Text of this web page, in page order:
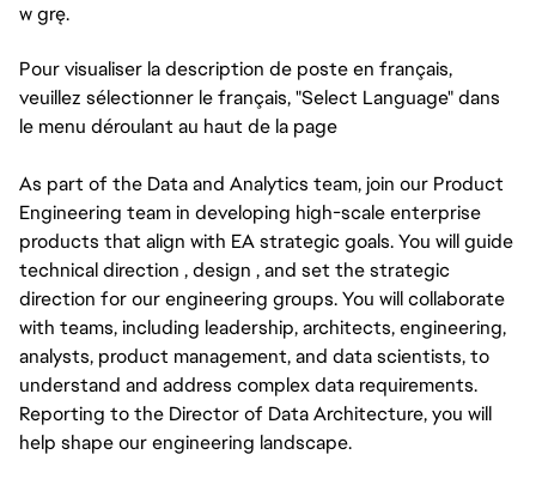
w grę.
Pour visualiser la description de poste en français,
veuillez sélectionner le français, "Select Language" dans
le menu déroulant au haut de la page
As part of the Data and Analytics team, join our Product
Engineering team in developing high-scale enterprise
products that align with EA strategic goals. You will guide
technical direction , design , and set the strategic
direction for our engineering groups. You will collaborate
with teams, including leadership, architects, engineering,
analysts, product management, and data scientists, to
understand and address complex data requirements.
Reporting to the Director of Data Architecture, you will
help shape our engineering landscape.